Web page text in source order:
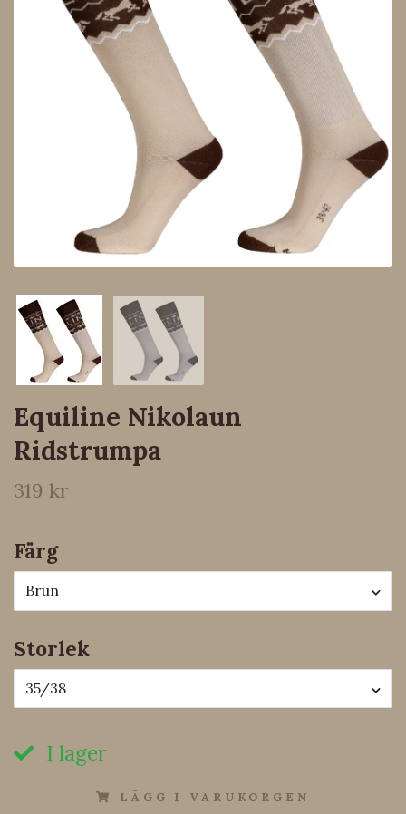
Equiline Nikolaun
Ridstrumpa
319 kr
Färg
Brun
Storlek
35/38
I lager
LÄGG I VARUKORGEN